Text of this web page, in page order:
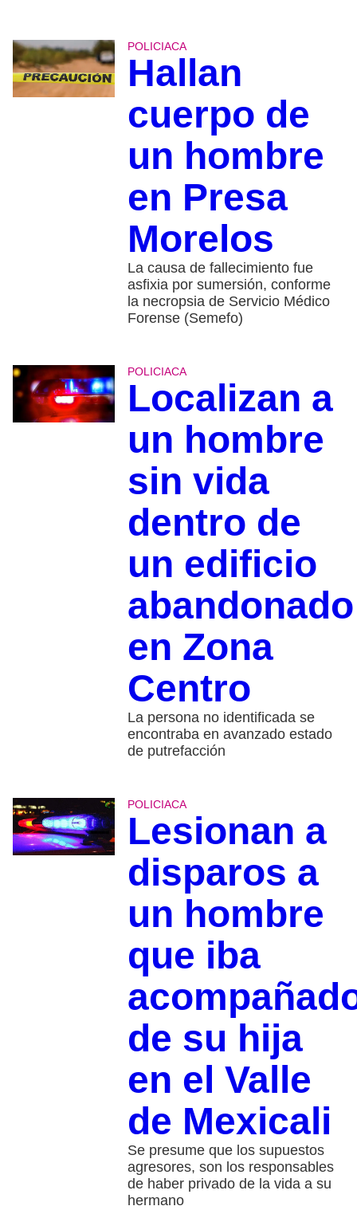
POLICIACA
Hallan
cuerpo de
un hombre
en Presa
Morelos
La causa de fallecimiento fue
asfixia por sumersión, conforme
la necropsia de Servicio Médico
Forense (Semefo)
POLICIACA
Localizan a
un hombre
sin vida
dentro de
un edificio
abandonado
en Zona
Centro
La persona no identificada se
encontraba en avanzado estado
de putrefacción
POLICIACA
Lesionan a
disparos a
un hombre
que iba
de su hija
en el Valle
de Mexicali
Se presume que los supuestos
agresores, son los responsables
de haber privado de la vida a su
hermano